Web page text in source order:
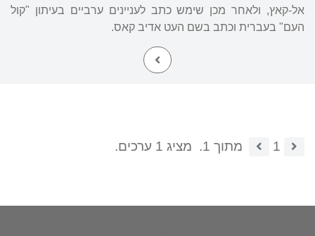
אל-קאץ, ולאחר מכן שימש כתב לעניינים ערביים בעיתון "קול
העם" בעברית וכתב בשם העט אדיב קאס.
1 מתוך 1. מציג 1 ערכים.